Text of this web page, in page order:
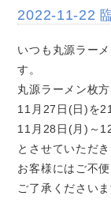
2022-11-22
いつも丸源ラー
す。
丸源ラーメン枚
11月27日(日)を
11月28日(月)～
とさせていただき
お客様にはご不
ご了承ください